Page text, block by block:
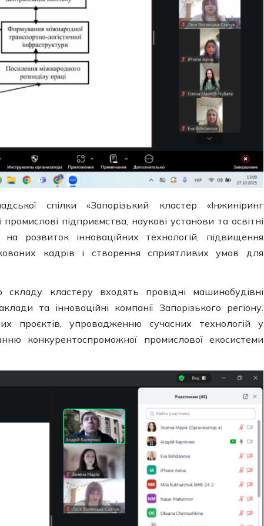
спілки «Запорізький кластер «Інжиніринг
підприємства, наукові установи та освітні
розвиток інноваційних технологій, підвищення
кадрів і створення сприятливих умов для
кластеру входять провідні машинобудівні
та інноваційні компанії Запорізького регіону.
проєктів, упровадженню сучасних технологій у
конкурентоспроможної промислової екосистеми